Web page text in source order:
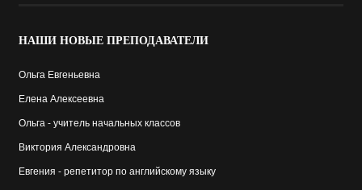
НАШИ НОВЫЕ ПРЕПОДАВАТЕЛИ
Ольга Евгеньевна
Елена Алексеевна
Ольга - учитель начальных классов
Виктория Александровна
Евгения - репетитор по английскому языку